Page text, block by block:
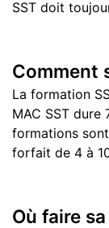
SST doit
Comment
La formation
MAC SST
formations
forfait de 4 à
Où faire